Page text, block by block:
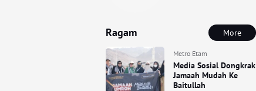
Ragam More
Metro Etam
Media Sosial Dongkrak
Jamaah Mudah Ke
Baitullah